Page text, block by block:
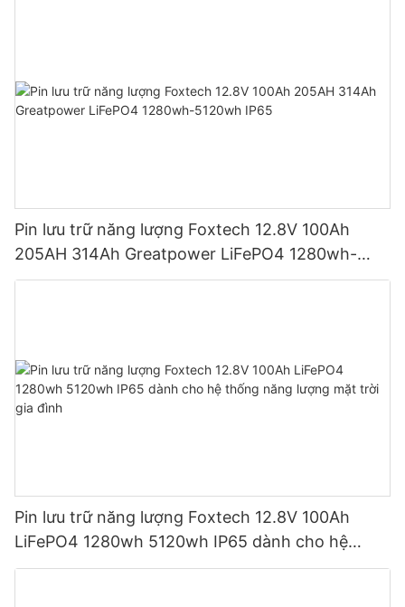
Pin lưu trữ năng lượng Foxtech 12.8V 100Ah
205AH 314Ah Greatpower LiFePO4 1280wh-
5120wh IP65
Pin lưu trữ năng lượng Foxtech 12.8V 100Ah
LiFePO4 1280wh 5120wh IP65 dành cho hệ
thống năng lượng mặt trời gia đình